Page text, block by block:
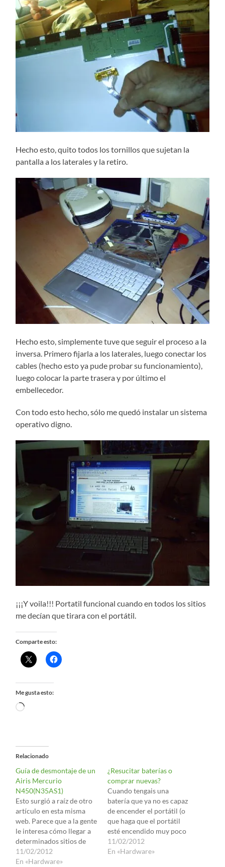
Hecho esto, quito todos los tornillos que sujetan la
pantalla a los laterales y la retiro.
Hecho esto, simplemente tuve que seguir el proceso a la
inversa. Primero fijarla a los laterales, luego conectar los
cables (hecho esto ya pude probar su funcionamiento),
luego colocar la parte trasera y por último el
embellecedor.
Con todo esto hecho, sólo me quedó instalar un sistema
operativo digno.
¡¡¡Y voila!!! Portatil funcional cuando en todos los sitios
me decían que tirara con el portátil.
Comparte esto:
Me gusta esto:
Cargando...
Relacionado
Guía de desmontaje de un
Airis Mercurio
N450(N35AS1)
Esto surgió a raíz de otro
artículo en esta misma
web. Parece que a la gente
le interesa cómo llegar a
determinados sitios de
este modelo de portátil,
por lo que aquí pongo un
11/02/2012
En «Hardware»
¿Resucitar baterías o
comprar nuevas?
Cuando tengais una
batería que ya no es capaz
de encender el portátil (o
que haga que el portátil
esté encendido muy poco
tiempo) hay dos
soluciones mejores que
11/02/2012
En «Hardware»